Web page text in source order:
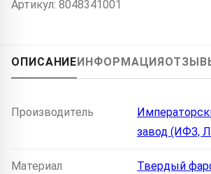
Артикул: 8048341001
ОПИСАНИЕИНФОРМАЦИЯ
Производитель
завод (ИФЗ,
Материал Твердый